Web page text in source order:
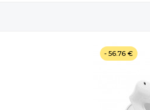
- 56.76 €